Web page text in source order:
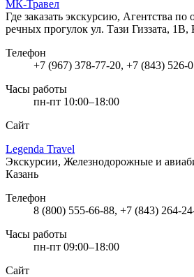
МК-Травел
Где заказать экскурсию, Агентства по
речных прогулок ул. Тази Гиззата, 1В,
Телефон
+7 (967) 378-77-20, +7 (843) 526-
Часы работы
пн-пт 10:00–18:00
Сайт
Legenda Travel
Экскурсии, Железнодорожные и
Казань
Телефон
8 (800) 555-66-88, +7 (843) 264-
Часы работы
пн-пт 09:00–18:00
Сайт